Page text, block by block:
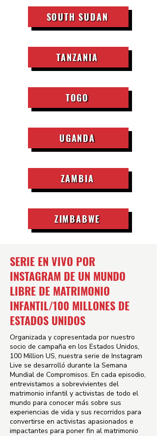
SOUTH SUDAN
TANZANIA
TOGO
UGANDA
ZAMBIA
ZIMBABWE
SERIE EN VIVO POR
INSTAGRAM DE UN MUNDO
LIBRE DE MATRIMONIO
INFANTIL/100 MILLONES DE
ESTADOS UNIDOS
Organizada y copresentada por nuestro
socio de campaña en los Estados Unidos,
100 Million US, nuestra serie de Instagram
Live se desarrolló durante la Semana
Mundial de Compromisos. En cada episodio,
entrevistamos a sobrevivientes del
matrimonio infantil y activistas de todo el
mundo para conocer más sobre sus
experiencias de vida y sus recorridos para
convertirse en activistas apasionados e
impactantes para poner fin al matrimonio